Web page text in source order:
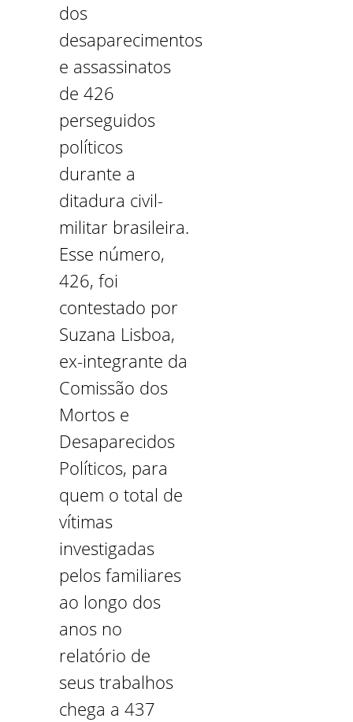
dos
desaparecimentos
e assassinatos
de 426
perseguidos
políticos
durante a
ditadura civil-
militar brasileira.
Esse número,
426, foi
contestado por
Suzana Lisboa,
ex-integrante da
Comissão dos
Mortos e
Desaparecidos
Políticos, para
quem o total de
vítimas
investigadas
pelos familiares
ao longo dos
anos no
relatório de
seus trabalhos
chega a 437